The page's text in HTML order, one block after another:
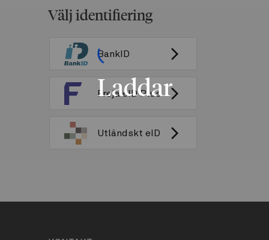
Laddar
Välj identifiering
BankID
Freja eID Plus
Utländskt eID